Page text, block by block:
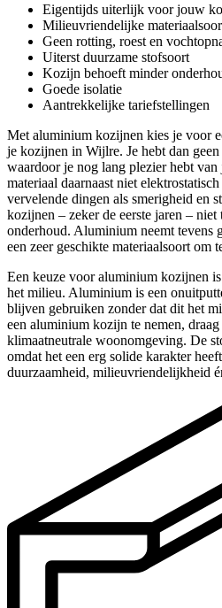
Eigentijds uiterlijk voor jouw
Milieuvriendelijke
Geen rotting, roest en
Uiterst duurzame stofsoort
Kozijn behoeft minder
Goede isolatie
Aantrekkelijke tariefstellingen
Met aluminium kozijnen kies je voor
je kozijnen in Wijlre. Je hebt dan
waardoor je nog lang plezier hebt
materiaal daarnaast niet
vervelende dingen als smerigheid en
kozijnen – zeker de eerste jaren –
onderhoud. Aluminium neemt tevens
een zeer geschikte materiaalsoort om
Een keuze voor aluminium kozijnen
het milieu. Aluminium is een
blijven gebruiken zonder dat dit het
een aluminium kozijn te nemen,
klimaatneutrale woonomgeving. De
omdat het een erg solide karakter
duurzaamheid, milieuvriendelijkheid